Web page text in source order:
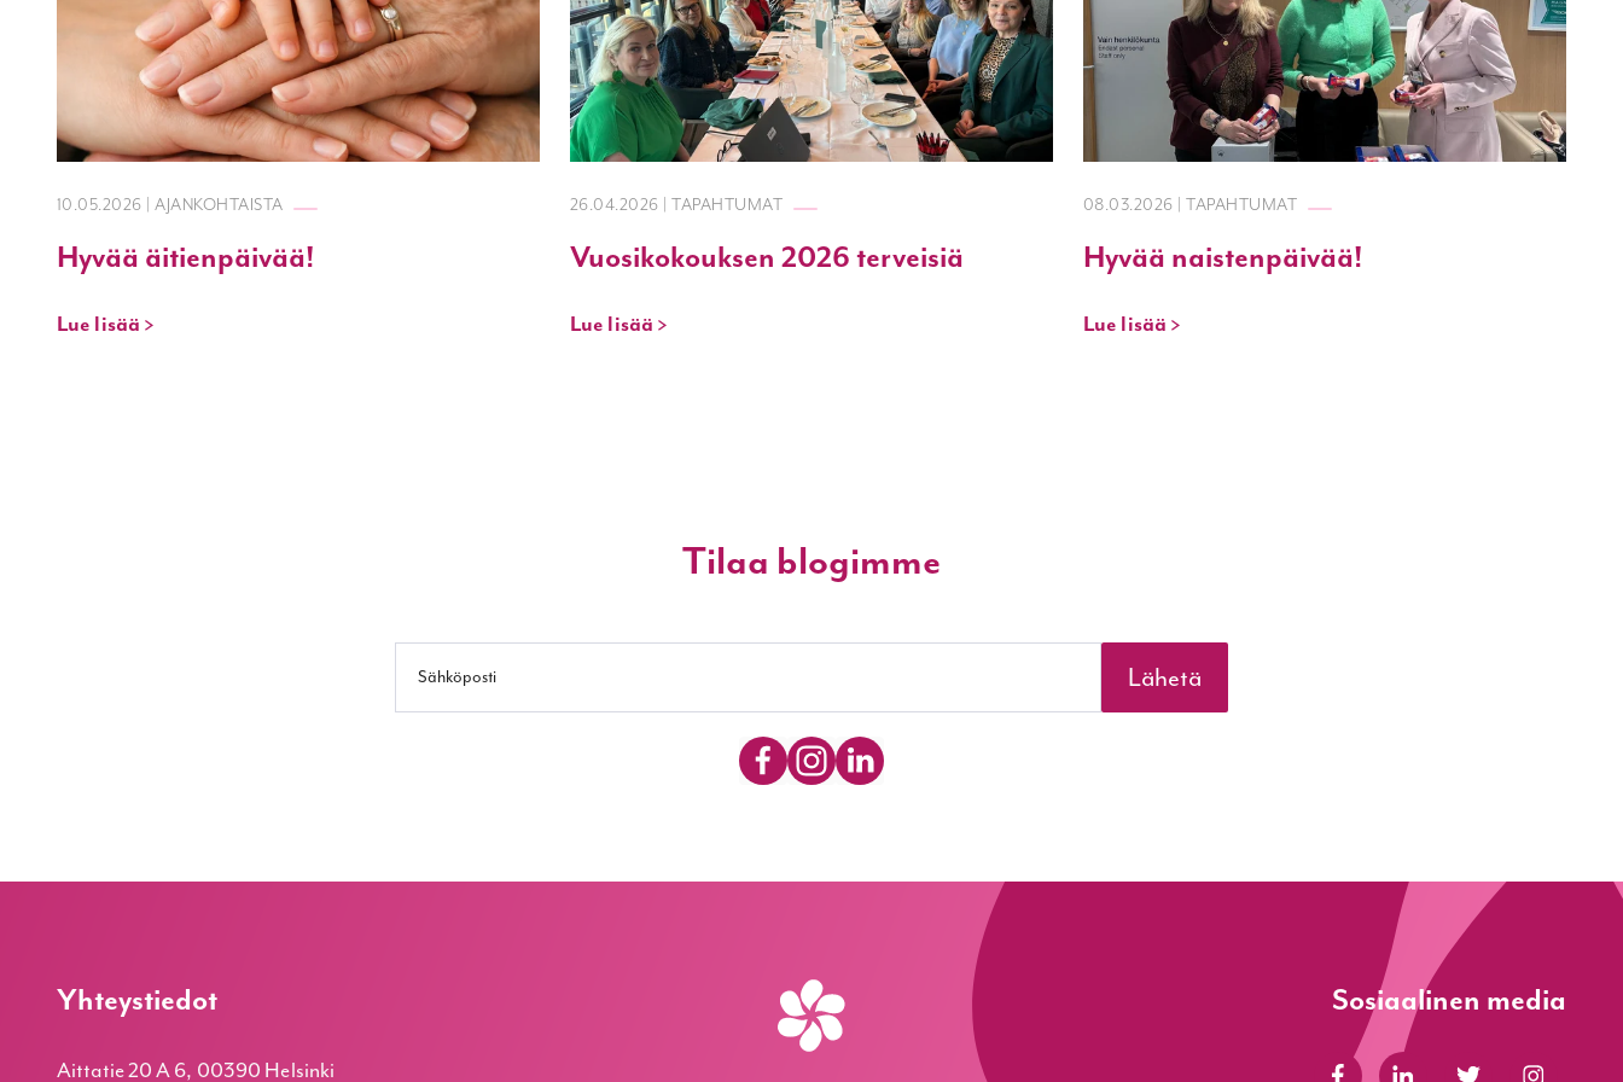
10.05.2026 | AJANKOHTAISTA
Hyvää äitienpäivää!
Lue lisää >
26.04.2026 | TAPAHTUMAT
Vuosikokouksen 2026 terveisiä
Lue lisää >
08.03.2026 | TAPAHTUMAT
Hyvää naistenpäivää!
Lue lisää >
Tilaa blogimme
Yhteystiedot
Aittatie 20 A 6, 00390 Helsinki
Sosiaalinen media